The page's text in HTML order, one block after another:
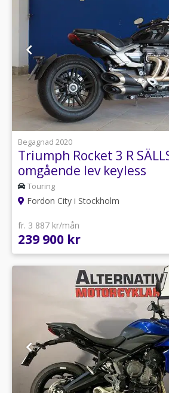
1
Begagnad 2020
Triumph Rocket 3 R
omgående lev keyless
Touring
Fordon City i Stockholm
fr. 3 887 kr/mån
239 900 kr